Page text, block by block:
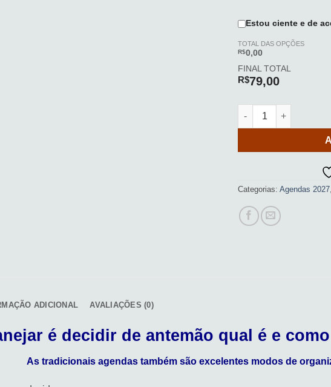
Estou ciente e de
TOTAL DAS OPÇÕES
R$0,00
FINAL TOTAL
R$79,00
Agenda (All BLACK)
Categorias: Agendas 2027
ADICIONAL AVALIAÇÕES (0)
é decidir de antemão qual é e
As tradicionais agendas também são excelentes modos de